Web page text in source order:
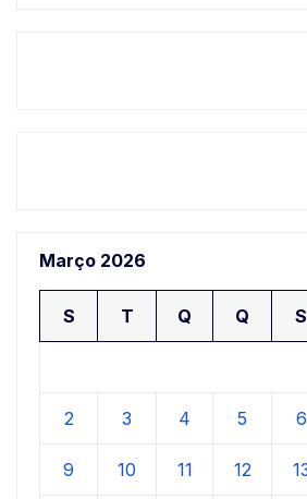
Março 2026
S T Q Q S
2 3 4 5 6
9 10 11 12